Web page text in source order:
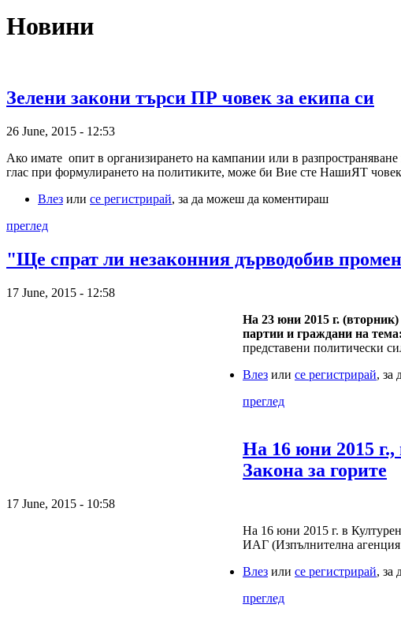
Новини
Зелени закони търси ПР човек за екипа си
26 June, 2015 - 12:53
Ако имате опит в организирането на кампании или в
глас при формулирането на политиките, може би Вие сте НашиЯТ
Влез или се регистрирай, за да можеш да коментираш
преглед
"Ще спрат ли незаконния дърводобив
17 June, 2015 - 12:58
На 23 юни 2015 г.
партии и граждани на
представени политически
Влез или се регистрирай, за
преглед
На 16 юни 2015 г.,
Закона за горите
17 June, 2015 - 10:58
На 16 юни 2015 г. в
ИАГ (Изпълнителна
Влез или се регистрирай, за
преглед